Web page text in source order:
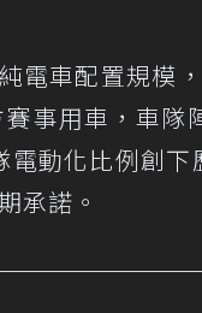
電車配置規模
事用車，車隊
動化比例創
承諾。